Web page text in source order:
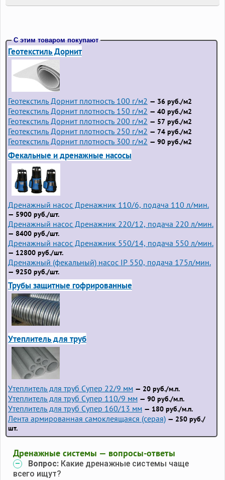
С этим товаром покупают
Геотекстиль Дорнит
Геотекстиль Дорнит плотность 100 г/м2 — 36 руб./м2
Геотекстиль Дорнит плотность 150 г/м2 — 40 руб./м2
Геотекстиль Дорнит плотность 200 г/м2 — 57 руб./м2
Геотекстиль Дорнит плотность 250 г/м2 — 74 руб./м2
Геотекстиль Дорнит плотность 300 г/м2 — 90 руб./м2
Фекальные и дренажные насосы
Дренажный насос Дренажник 110/6, подача 110 л/мин.
— 5900 руб./шт.
Дренажный насос Дренажник 220/12, подача 220 л/мин.
— 8400 руб./шт.
Дренажный насос Дренажник 550/14, подача 550 л/мин.
— 12800 руб./шт.
Дренажный (фекальный) насос IP 550, подача 175л/мин.
— 9250 руб./шт.
Трубы защитные гофрированные
Утеплитель для труб
Утеплитель для труб Супер 22/9 мм — 20 руб./м.п.
Утеплитель для труб Супер 110/9 мм — 90 руб./м.п.
Утеплитель для труб Супер 160/13 мм — 180 руб./м.п.
Лента армированная самоклеящаяся (серая) — 250 руб./
шт.
Дренажные системы — вопросы-ответы
Вопрос: Какие дренажные системы чаще
всего ищут?